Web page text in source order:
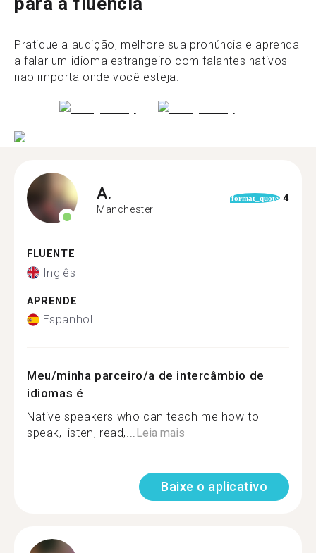
Pratique a audição, melhore sua pronúncia e aprenda
a falar um idioma estrangeiro com falantes nativos -
não importa onde você esteja.
A.
Manchester
format_quote 4
FLUENTE
Inglês
APRENDE
Espanhol
Meu/minha parceiro/a de intercâmbio de
idiomas é
Native speakers who can teach me how to
speak, listen, read,...Leia mais
Baixe o aplicativo